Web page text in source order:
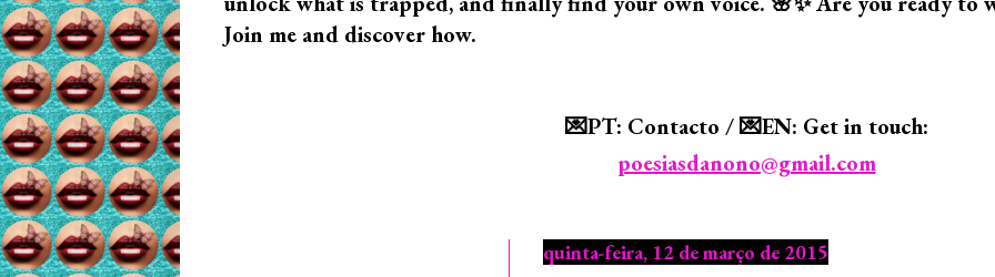
Join me and discover how.
💌PT: Contacto / 💌EN: Get in touch:
poesiasdanono@gmail.com
quinta-feira, 12 de março de 2015